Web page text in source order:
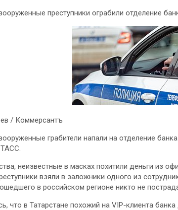
преступники ограбили отделение
/ Коммерсантъ
грабители напали на отделение
неизвестные в масках похитили деньги из
взяли в заложники одного из
в российском регионе никто не
что в Татарстане похожий на VIP-клиента